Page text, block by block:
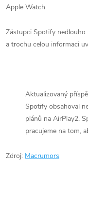
Apple Watch.
Zástupci Spotify nedlouho
a trochu celou informaci
Aktualizovaný
Spotify obsahoval
plánů na AirPlay2.
pracujeme na tom,
Zdroj: Macrumors